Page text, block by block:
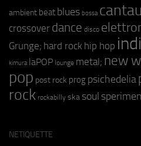
ambient beat blues bossa
crossover dance disco
Grunge; hard rock hip hop
kimura laPOP lounge metal; new
pop post rock prog psichedelia
rock rockabilly ska soul
NETIQUETTE